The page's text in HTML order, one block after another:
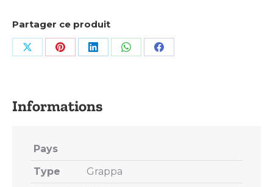
Partager ce produit
Share Share Share Share Share
Pays
Type
Grappa